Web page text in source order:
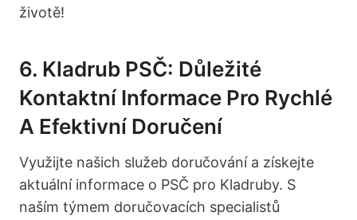
životě!
6. Kladrub PSČ: Důležité
Kontaktní Informace Pro Rychlé
A Efektivní Doručení
Využijte našich služeb doručování a získejte
aktuální informace o PSČ pro Kladruby. S
naším týmem doručovacích specialistů